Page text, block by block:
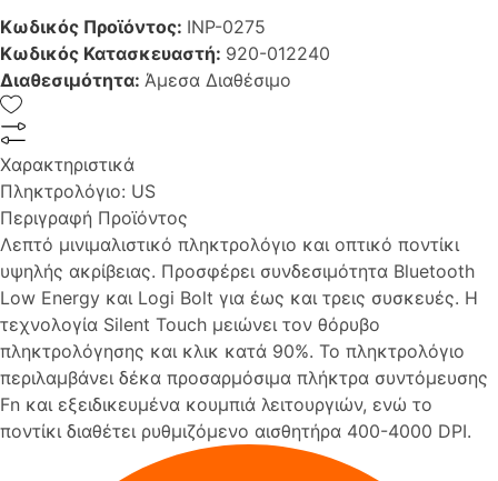
Κωδικός Προϊόντος: INP-0275
Κωδικός Κατασκευαστή: 920-012240
Διαθεσιμότητα: Άμεσα Διαθέσιμο
Χαρακτηριστικά
Πληκτρολόγιο: US
Περιγραφή Προϊόντος
Λεπτό μινιμαλιστικό πληκτρολόγιο και οπτικό ποντίκι
υψηλής ακρίβειας. Προσφέρει συνδεσιμότητα Bluetooth
Low Energy και Logi Bolt για έως και τρεις συσκευές. Η
τεχνολογία Silent Touch μειώνει τον θόρυβο
πληκτρολόγησης και κλικ κατά 90%. Το πληκτρολόγιο
περιλαμβάνει δέκα προσαρμόσιμα πλήκτρα συντόμευσης
Fn και εξειδικευμένα κουμπιά λειτουργιών, ενώ το
ποντίκι διαθέτει ρυθμιζόμενο αισθητήρα 400-4000 DPI.